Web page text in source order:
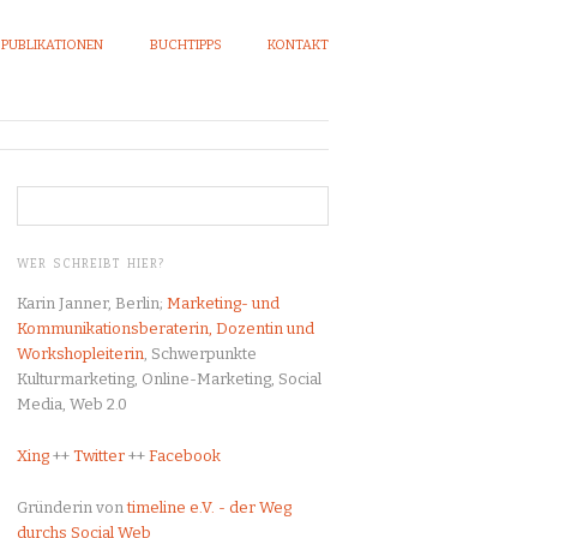
PUBLIKATIONEN BUCHTIPPS KONTAKT
WER SCHREIBT HIER?
Karin Janner, Berlin; Marketing- und
Kommunikationsberaterin, Dozentin und
Workshopleiterin, Schwerpunkte
Kulturmarketing, Online-Marketing, Social
Media, Web 2.0
Xing ++ Twitter ++ Facebook
Gründerin vontimeline e.V. - der Weg
durchs Social Web